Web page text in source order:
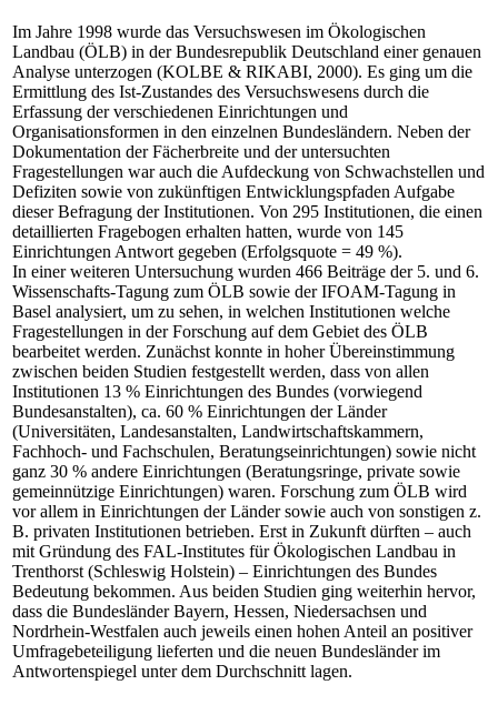
Im Jahre 1998 wurde das Versuchswesen im Ökologischen
Landbau (ÖLB) in der Bundesrepublik Deutschland einer genauen
Analyse unterzogen (KOLBE & RIKABI, 2000). Es ging um die
Ermittlung des Ist-Zustandes des Versuchswesens durch die
Erfassung der verschiedenen Einrichtungen und
Organisationsformen in den einzelnen Bundesländern. Neben der
Dokumentation der Fächerbreite und der untersuchten
Fragestellungen war auch die Aufdeckung von Schwachstellen und
Defiziten sowie von zukünftigen Entwicklungspfaden Aufgabe
dieser Befragung der Institutionen. Von 295 Institutionen, die einen
detaillierten Fragebogen erhalten hatten, wurde von 145
Einrichtungen Antwort gegeben (Erfolgsquote = 49 %).
In einer weiteren Untersuchung wurden 466 Beiträge der 5. und 6.
Wissenschafts-Tagung zum ÖLB sowie der IFOAM-Tagung in
Basel analysiert, um zu sehen, in welchen Institutionen welche
Fragestellungen in der Forschung auf dem Gebiet des ÖLB
bearbeitet werden. Zunächst konnte in hoher Übereinstimmung
zwischen beiden Studien festgestellt werden, dass von allen
Institutionen 13 % Einrichtungen des Bundes (vorwiegend
Bundesanstalten), ca. 60 % Einrichtungen der Länder
(Universitäten, Landesanstalten, Landwirtschaftskammern,
Fachhoch- und Fachschulen, Beratungseinrichtungen) sowie nicht
ganz 30 % andere Einrichtungen (Beratungsringe, private sowie
gemeinnützige Einrichtungen) waren. Forschung zum ÖLB wird
vor allem in Einrichtungen der Länder sowie auch von sonstigen z.
B. privaten Institutionen betrieben. Erst in Zukunft dürften – auch
mit Gründung des FAL-Institutes für Ökologischen Landbau in
Trenthorst (Schleswig Holstein) – Einrichtungen des Bundes
Bedeutung bekommen. Aus beiden Studien ging weiterhin hervor,
dass die Bundesländer Bayern, Hessen, Niedersachsen und
Nordrhein-Westfalen auch jeweils einen hohen Anteil an positiver
Umfragebeteiligung lieferten und die neuen Bundesländer im
Antwortenspiegel unter dem Durchschnitt lagen.